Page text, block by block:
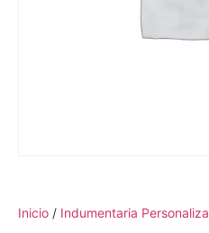
Inicio / Indumentaria